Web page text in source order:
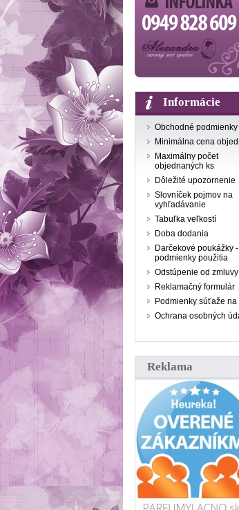
Informácie
Obchodné podmienky
Minimálna cena
Maximálny počet
objednaných ks
Dôležité upozornenie
Slovníček pojmov na
vyhľadávanie
Tabuľka veľkostí
Doba dodania
Darčekové poukážky -
podmienky použitia
Odstúpenie od zmluvy
Reklamačný formulár
Podmienky súťaže na
Ochrana osobných
Reklama